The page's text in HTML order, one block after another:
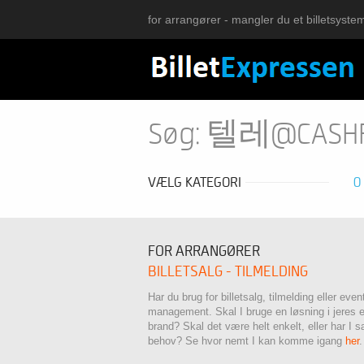
for arrangører - mangler du et
Søg: 텔레
VÆLG KATEGORI 0
FOR ARRANGØRER
BILLETSALG - TILMELDING
Har du brug for billetsalg, tilmelding eller
management. Skal I bruge en løsning i jeres
brand? Skal det være helt enkelt, eller har I
behov? Se hvor nemt I kan komme igang her.